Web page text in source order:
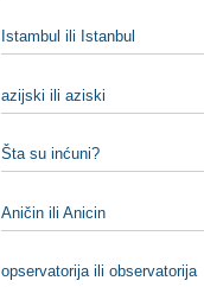
Istambul ili Istanbul
azijski ili aziski
Šta su inćuni?
Aničin ili Anicin
opservatorija ili observatorija